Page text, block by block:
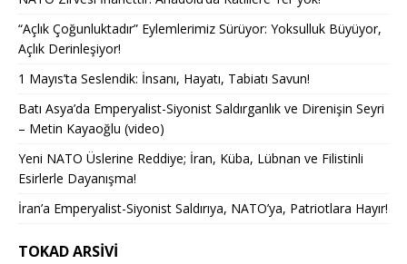
“Açlık Çoğunluktadır” Eylemlerimiz Sürüyor: Yoksulluk Büyüyor,
Açlık Derinleşiyor!
1 Mayıs’ta Seslendik: İnsanı, Hayatı, Tabiatı Savun!
Batı Asya’da Emperyalist-Siyonist Saldırganlık ve Direnişin Seyri
– Metin Kayaoğlu (video)
Yeni NATO Üslerine Reddiye; İran, Küba, Lübnan ve Filistinli
Esirlerle Dayanışma!
İran’a Emperyalist-Siyonist Saldırıya, NATO’ya, Patriotlara Hayır!
TOKAD ARSIVI